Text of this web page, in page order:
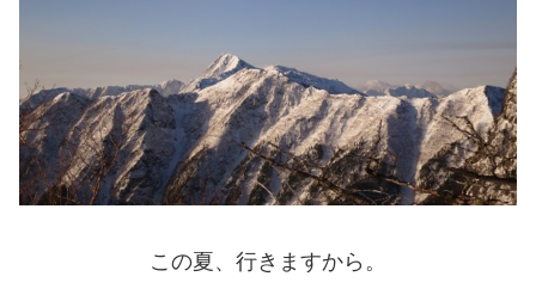
この夏、行きますから。